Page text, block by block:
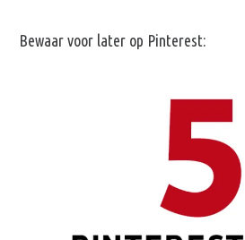
Bewaar voor later op Pinterest: